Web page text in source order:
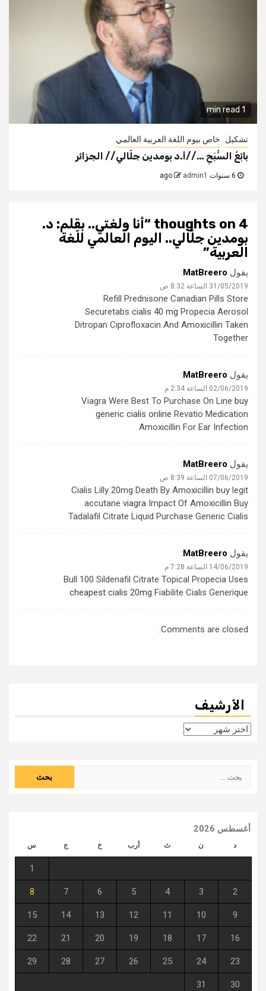
1 min read
تشكيل خاص بيوم اللغة العربية العالمي
بائِعُ السُّبَحِ …//أ.د بومدين جلّالي// الجزائر
admin1
4 thoughts on “
أنا ولغتي.. بقلم: د.
بومدين جلّالي.. اليوم العالمي للّغة
العربية”
يقول MatBreero
:
31/05/2019 الساعة 8:32 ص
Refill Prednisone Canadian Pills Store
Securetabs cialis 40 mg Propecia Aerosol
Ditropan Ciprofloxacin And Amoxicillin Taken
Together
يقول MatBreero
:
02/06/2019 الساعة 2:34 م
Viagra Were Best To Purchase On Line buy
generic cialis online Revatio Medication
Amoxicillin For Ear Infection
يقول MatBreero
:
07/06/2019 الساعة 8:39 ص
Cialis Lilly 20mg Death By Amoxicillin buy legit
accutane viagra Impact Of Amoxicillin Buy
Tadalafil Citrate Liquid Purchase Generic Cialis
يقول MatBreero
:
14/06/2019 الساعة 7:28 م
Bull 100 Sildenafil Citrate Topical Propecia Uses
cheapest cialis 20mg Fiabilite Cialis Generique
Comments are closed.
الأرشيف
الأرشيف
أغسطس 2026
د ن ث أرب خ ج س
1
2
3
4
5
6
7
8
9
10
11
12
13
14
15
16
17
18
19
20
21
22
23
24
25
26
27
28
29
30
31